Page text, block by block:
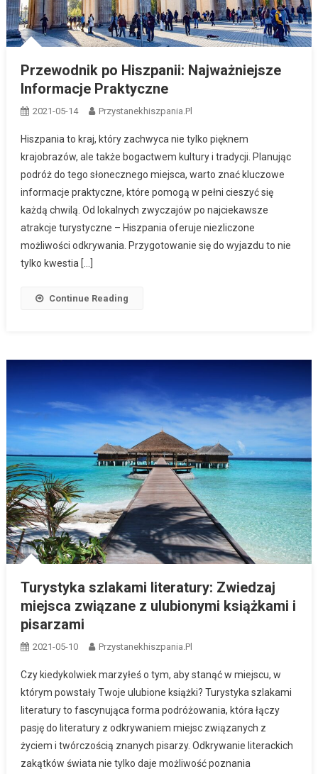
Przewodnik po Hiszpanii: Najważniejsze
Informacje Praktyczne
2021-05-14 Przystanekhiszpania.pl
Hiszpania to kraj, który zachwyca nie tylko pięknem
krajobrazów, ale także bogactwem kultury i tradycji. Planując
podróż do tego słonecznego miejsca, warto znać kluczowe
informacje praktyczne, które pomogą w pełni cieszyć się
każdą chwilą. Od lokalnych zwyczajów po najciekawsze
atrakcje turystyczne – Hiszpania oferuje niezliczone
możliwości odkrywania. Przygotowanie się do wyjazdu to nie
tylko kwestia […]
Continue Reading
Turystyka szlakami literatury: Zwiedzaj
miejsca związane z ulubionymi książkami i
pisarzami
2021-05-10 Przystanekhiszpania.pl
Czy kiedykolwiek marzyłeś o tym, aby stanąć w miejscu, w
którym powstały Twoje ulubione książki? Turystyka szlakami
literatury to fascynująca forma podróżowania, która łączy
pasję do literatury z odkrywaniem miejsc związanych z
życiem i twórczością znanych pisarzy. Odkrywanie literackich
zakątków świata nie tylko daje możliwość poznania